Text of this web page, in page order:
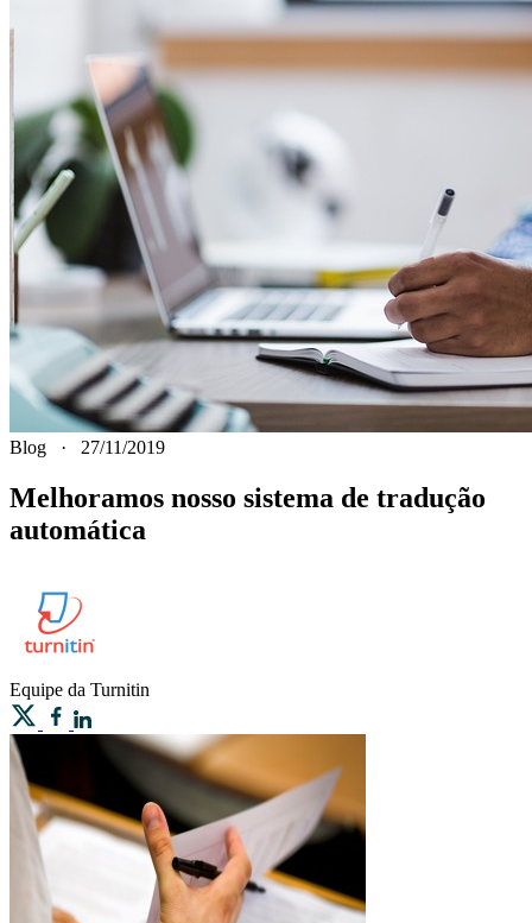
Blog · 27/11/2019
Melhoramos nosso sistema de tradução
automática
Equipe da Turnitin